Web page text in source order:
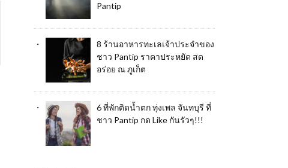
Pantip
8 ร้านอาหารทะเลเจ้าประจำของ
ชาว Pantip ราคาประหยัด สด
อร่อย ณ ภูเก็ต
6 ที่พักติดน้ำตก ทุ่งเพล จันทบุรี ที่
ชาว Pantip กด Like กันรัวๆ!!!